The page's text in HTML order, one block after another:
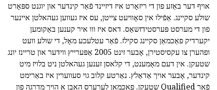
אויף דער באַזע פון די ריזאָרט איז דיזיינד פֿאַר קינדער און יוגנט ספּאָרט
שולע סקיינג. אַפֿילו אין סאָוויעט צייטן, עס איז געווען געהאלטן איינער
פון די מערסט פּערסטידזשאַס. דאס איז ווו איר קענען באַקומען
יקערדיק פאַכמאַן סקיינג סקילז. פֿאַר עטלעכע מאָל, די שולע וועט
ופהערן צו עקסיסטירן, אָבער זינט 2005 אַפּערייץ ווידער און טריינז יונג
שטעקן. אין דעם מאָמענט, די קלאסן זענען געהאלטן ניט בלויז מיט
קינדער, אָבער אויך אַדאַלץ. נאַרטע קלוב גוי סעווערין איז באַרימט
פֿאַר Qualified שטעקן. פאַכמאַן לערערס האָבן אַ הויך מדרגה פון